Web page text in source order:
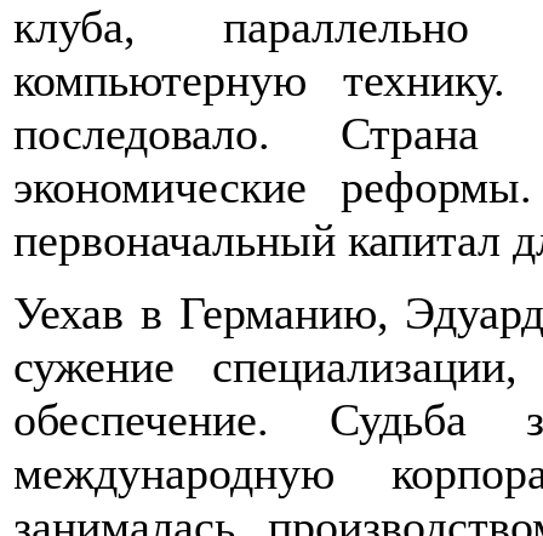
клуба,
компьютерную
последовало.
экономические
первоначальный капитал
Уехав в Германию,
сужение
обеспечение.
международную